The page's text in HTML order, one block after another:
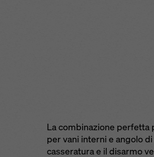
La combinazione perfetta
per vani interni e angolo
casseratura e il disarmo